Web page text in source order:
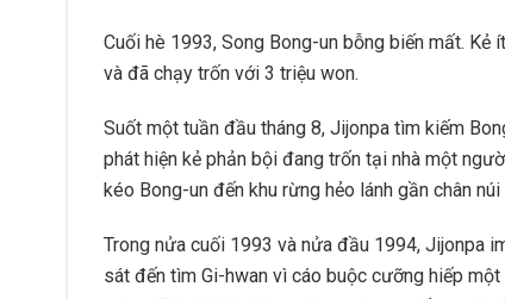
Cuối hè 1993, Song Bong-un bỗng biến mất.
và đã chạy trốn với 3 triệu won.
Suốt một tuần đầu tháng 8, Jijonpa tìm kiếm
phát hiện kẻ phản bội đang trốn tại nhà một
kéo Bong-un đến khu rừng hẻo lánh gần chân
Trong nửa cuối 1993 và nửa đầu 1994, Jijonpa
sát đến tìm Gi-hwan vì cáo buộc cưỡng hiếp